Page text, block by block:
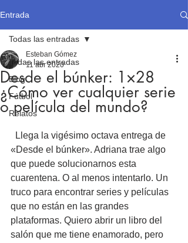
Entrada
Todas las entradas
Blog
Fútbol
Relatos
Todas las entradas
Desde el búnker: 1×28
¿Cómo ver cualquier serie
o película del mundo?
Esteban Gómez
11 abr 2020
«Desde el búnker». Adriana trae algo
que puede solucionarnos esta
cuarentena. O al menos intentarlo. Un
truco para encontrar series y películas
que no están en las grandes
plataformas. Quiero abrir un libro del
salón que me tiene enamorado, pero